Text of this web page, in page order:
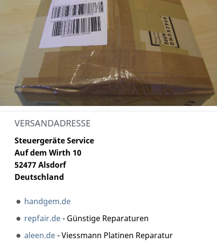
VERSANDADRESSE
Steuergeräte Service
Auf dem Wirth 10
52477 Alsdorf
Deutschland
handgem.de
repfair.de- Günstige Reparaturen
aleen.de- Viessmann Platinen Reparatur